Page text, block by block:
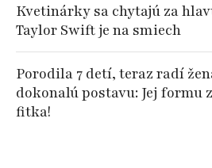
Kvetinárky sa chytajú za
Taylor Swift je na smiech
Porodila 7 detí, teraz radí
dokonalú postavu: Jej formu
fitka!